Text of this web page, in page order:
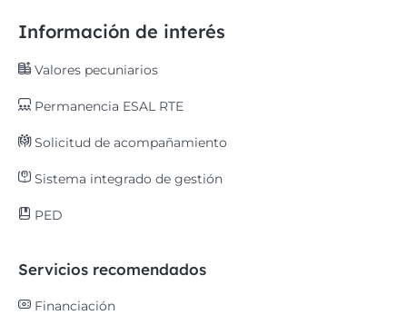
Información de interés
Valores pecuniarios
Permanencia ESAL RTE
Solicitud de acompañamiento
Sistema integrado de gestión
PED
Servicios recomendados
Financiación